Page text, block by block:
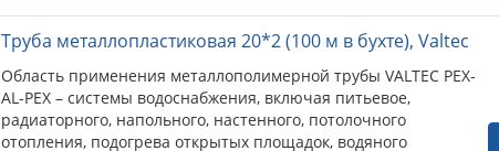
Труба металлопластиковая 20*2 (100 м в бухте), Valtec
Область применения металлополимерной трубы VALTEC PEX-
AL-PEX – системы водоснабжения, включая питьевое,
радиаторного, напольного, настенного, потолочного
отопления, подогрева открытых площадок, водяного